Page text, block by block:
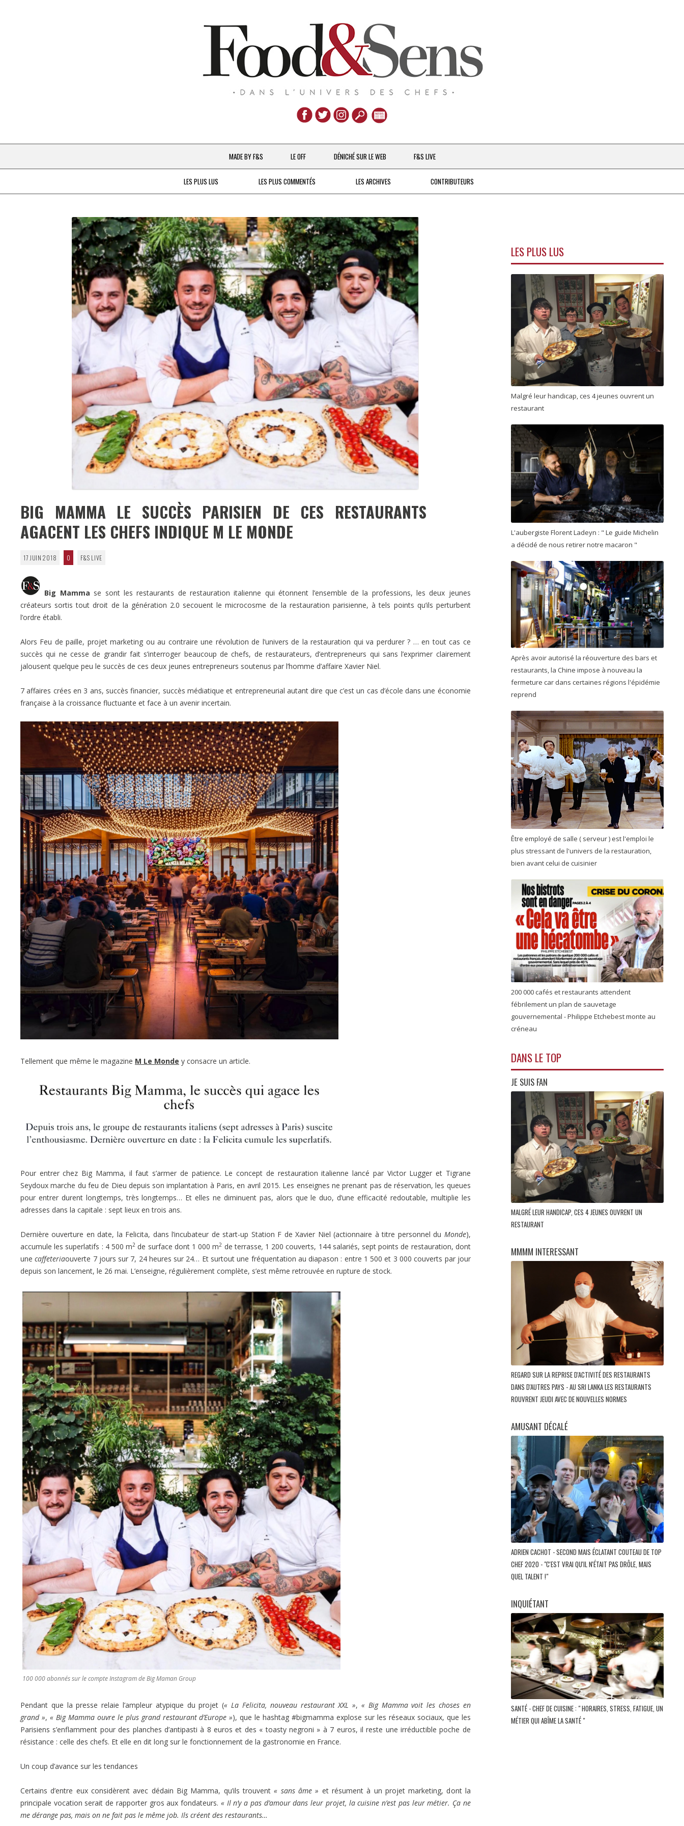
Aller
au
contenu
MADE BY F&S
CHEFS & ACTUALITÉS
À LA PETITE CUILLÈRE
DESTIN DE FEMME
V…DE VOYAGE
LE OFF DÉNICHÉ SUR LE WEB F&S LIVE
LES PLUS LUS LES PLUS COMMENTÉS LES ARCHIVES
DEPUIS 2016
CONTRIBUTEURS
BIG MAMMA LE SUCCÈS PARISIEN DE CES RESTAURANTS
AGACENT LES CHEFS INDIQUE M LE MONDE
17 JUIN 2018 0 F&S LIVE
Big Mamma se sont les restaurants de restauration italienne qui étonnent l’ensemble de la professions, les deux jeunes
créateurs sortis tout droit de la génération 2.0 secouent le microcosme de la restauration parisienne, à tels points qu’ils perturbent
l’ordre établi.
Alors Feu de paille, projet marketing ou au contraire une révolution de l’univers de la restauration qui va perdurer ? … en tout cas ce
succès qui ne cesse de grandir fait s’interroger beaucoup de chefs, de restaurateurs, d’entrepreneurs qui sans l’exprimer clairement
jalousent quelque peu le succès de ces deux jeunes entrepreneurs soutenus par l’homme d’affaire Xavier Niel.
7 affaires crées en 3 ans, succès financier, succès médiatique et entrepreneurial autant dire que c’est un cas d’école dans une économie
française à la croissance fluctuante et face à un avenir incertain.
Tellement que même le magazine M Le Monde y consacre un article.
Pour entrer chez Big Mamma, il faut s’armer de patience. Le concept de restauration italienne lancé par Victor Lugger et Tigrane
Seydoux marche du feu de Dieu depuis son implantation à Paris, en avril 2015. Les enseignes ne prenant pas de réservation, les queues
pour entrer durent longtemps, très longtemps… Et elles ne diminuent pas, alors que le duo, d’une efficacité redoutable, multiplie les
adresses dans la capitale : sept lieux en trois ans.
Dernière ouverture en date, la Felicita, dans l’incubateur de start-up Station F de Xavier Niel (actionnaire à titre personnel du Monde),
accumule les superlatifs : 4 500 m2 de surface dont 1 000 m2 de terrasse, 1 200 couverts, 144 salariés, sept points de restauration, dont
unecaffeteriaouverte 7 jours sur 7, 24 heures sur 24… Et surtout une fréquentation au diapason : entre 1 500 et 3 000 couverts par jour
depuis son lancement, le 26 mai. L’enseigne, régulièrement complète, s’est même retrouvée en rupture de stock.
100 000 abonnés sur le compte Instagram de Big Maman Group
Pendant que la presse relaie l’ampleur atypique du projet (« La Felicita, nouveau restaurant XXL », « Big Mamma voit les choses en
grand », « Big Mamma ouvre le plus grand restaurant d’Europe »), que le hashtag #bigmamma explose sur les réseaux sociaux, que les
Parisiens s’enflamment pour des planches d’antipasti à 8 euros et des « toasty negroni » à 7 euros, il reste une irréductible poche de
résistance : celle des chefs. Et elle en dit long sur le fonctionnement de la gastronomie en France.
Un coup d’avance sur les tendances
Certains d’entre eux considèrent avec dédain Big Mamma, qu’ils trouvent« sans âme » et résument à un projet marketing, dont la
principale vocation serait de rapporter gros aux fondateurs. « Il n’y a pas d’amour dans leur projet, la cuisine n’est pas leur métier. Ça ne
me dérange pas, mais on ne fait pas le même job. Ils créent des restaurants…
LES PLUS LUS
Malgré leur handicap, ces 4 jeunes ouvrent un
restaurant
L'aubergiste Florent Ladeyn : " Le guide Michelin
a décidé de nous retirer notre macaron "
Après avoir autorisé la réouverture des bars et
restaurants, la Chine impose à nouveau la
fermeture car dans certaines régions l'épidémie
reprend
Être employé de salle ( serveur ) est l'emploi le
plus stressant de l'univers de la restauration,
bien avant celui de cuisinier
200 000 cafés et restaurants attendent
fébrilement un plan de sauvetage
gouvernemental - Philippe Etchebest monte au
créneau
DANS LE TOP
JE SUIS FAN
MALGRÉ LEUR HANDICAP, CES 4 JEUNES OUVRENT UN
RESTAURANT
MMMM INTERESSANT
REGARD SUR LA REPRISE D'ACTIVITÉ DES RESTAURANTS
DANS D'AUTRES PAYS - AU SRI LANKA LES RESTAURANTS
ROUVRENT JEUDI AVEC DE NOUVELLES NORMES
AMUSANT DÉCALÉ
ADRIEN CACHOT - SECOND MAIS ÉCLATANT COUTEAU DE TOP
CHEF 2020 - "C'EST VRAI QU'IL N'ÉTAIT PAS DRÔLE, MAIS
QUEL TALENT !"
INQUIÉTANT
SANTÉ - CHEF DE CUISINE : " HORAIRES, STRESS, FATIGUE, UN
MÉTIER QUI ABÎME LA SANTÉ "